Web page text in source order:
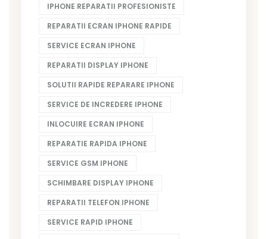
IPHONE REPARATII PROFESIONISTE
REPARATII ECRAN IPHONE RAPIDE
SERVICE ECRAN IPHONE
REPARATII DISPLAY IPHONE
SOLUTII RAPIDE REPARARE IPHONE
SERVICE DE INCREDERE IPHONE
INLOCUIRE ECRAN IPHONE
REPARATIE RAPIDA IPHONE
SERVICE GSM IPHONE
SCHIMBARE DISPLAY IPHONE
REPARATII TELEFON IPHONE
SERVICE RAPID IPHONE